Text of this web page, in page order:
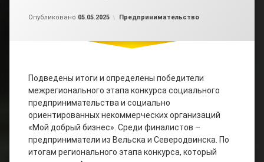
Опубликовано 05.05.2025 Рубрики:
Предпринимательство
Подведены итоги и определены победители
межрегионального этапа конкурса социального
предпринимательства и социально
ориентированных некоммерческих организаций
«Мой добрый бизнес». Среди финалистов –
предприниматели из Вельска и Северодвинска. По
итогам регионального этапа конкурса, который